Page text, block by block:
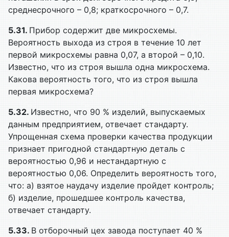
среднесрочного – 0,8; краткосрочного – 0,7.
5.31. Прибор содержит две микросхемы.
Вероятность выхода из строя в течение 10 лет
первой микросхемы равна 0,07, а второй – 0,10.
Известно, что из строя вышла одна микросхема.
Какова вероятность того, что из строя вышла
первая микросхема?
5.32. Известно, что 90 % изделий, выпускаемых
данным предприятием, отвечает стандарту.
Упрощенная схема проверки качества продукции
признает пригодной стандартную деталь с
вероятностью 0,96 и нестандартную с
вероятностью 0,06. Определить вероятность того,
что: а) взятое наудачу изделие пройдет контроль;
б) изделие, прошедшее контроль качества,
отвечает стандарту.
5.33. В отборочный цех завода поступает 40 %